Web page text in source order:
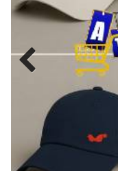
MODA
MODA
GRIFE
INTIMA